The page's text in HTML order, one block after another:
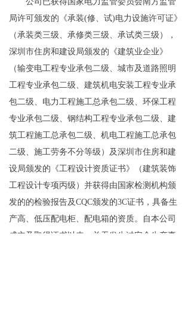
局许可颁发的《承装(修、试)电力设施许可证》
（承装类三级、承修类三级、承试类三级），
深圳市住房和建设局颁发的《建筑业企业》
（输变电工程专业承包二级、城市及道路照明
工程专业承包二级、建筑机电安装工程专业承
包二级、电力工程施工总承包二级、环保工程
专业承包二级、钢结构工程专业承包二级、建
筑工程施工总承包二级、机电工程施工总承包
二级、施工劳务不分等级）及深圳市住房和建
设局颁发的《工程设计资质证书》（建筑装饰
工程设计专项丙级）并获得由国家检测机构颁
发的的检验报告及CQC颁发的3C证书，具备生
产高、低压配电柜、配电箱的资质。自本公司
成立及取得证书以来，并无发生过安全生产事